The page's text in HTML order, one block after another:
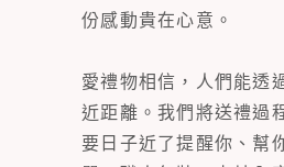
份感動貴在心意。
愛禮物相信，人們能透
近距離。我們將送禮過
要日子近了提醒你、幫